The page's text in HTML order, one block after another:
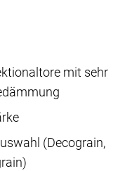
mit sehr
(Decograin,